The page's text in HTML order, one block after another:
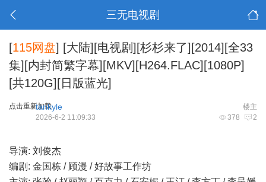
三无电视剧
[115网盘] [大陆][电视剧][杉杉来了][2014][全33
集][内封简繁字幕][MKV][H264.FLAC][1080P]
[共120G][日版蓝光]
点击重新加载 楼主
tankyle
378 2
2026-6-2 11:09:33
导演: 刘俊杰
编剧: 金国栋 / 顾漫 / 好故事工作坊